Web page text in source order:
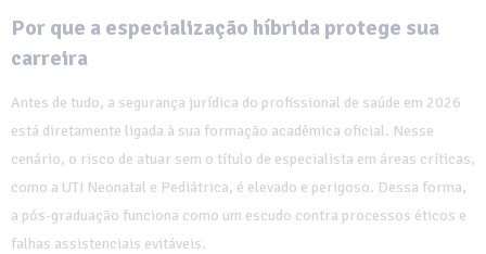
Por que a especialização híbrida protege sua
carreira
Antes de tudo, a segurança jurídica do profissional de saúde em 2026
está diretamente ligada à sua formação acadêmica oficial. Nesse
cenário, o risco de atuar sem o título de especialista em áreas críticas,
como a UTI Neonatal e Pediátrica, é elevado e perigoso. Dessa forma,
a pós-graduação funciona como um escudo contra processos éticos e
falhas assistenciais evitáveis.